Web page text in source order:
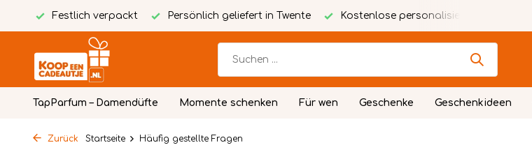
Festlich verpackt Persönlich geliefert in Twente Kostenlose personalisierte Karte
TapParfum – Damendüfte Momente schenken Für wen Geschenke Geschenkideen
Zurück Startseite Häufig gestellte Fragen